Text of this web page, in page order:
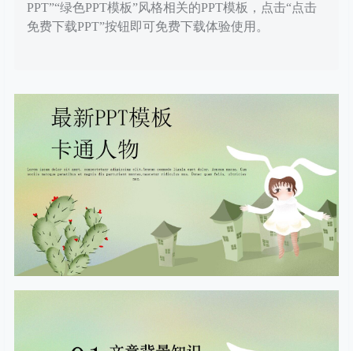
PPT”“绿色PPT模板”风格相关的PPT模板，点击“点击
免费下载PPT”按钮即可免费下载体验使用。